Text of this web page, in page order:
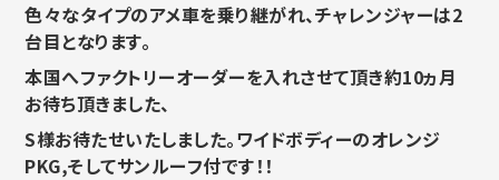
色々なタイプのアメ車を乗り継がれ、チャレンジャーは2
台目となります。
本国へファクトリーオーダーを入れさせて頂き約10ヵ月
お待ち頂きました、
S様お待たせいたしました。ワイドボディーのオレンジ
PKG,そしてサンルーフ付です！！